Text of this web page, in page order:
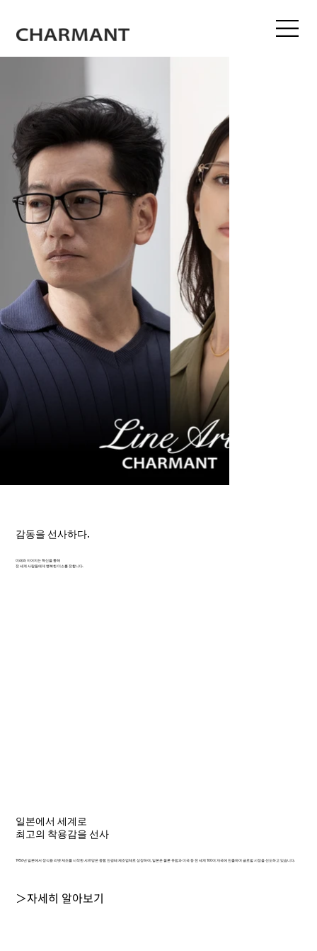
감동을 선사하다.
미래와 이어지는 혁신을 통해
전 세계 사람들에게 행복한 미소를 전합니다.
일본에서 세계로
최고의 착용감을 선사
1956년 일본에서 장식용 리벳 제조를 시작한 샤르망은 종합 안경테 제조업체로 성장하여, 일본은 물론 유럽과 미국 등 전 세계 100여 개국에 진출하며 글로벌 시장을 선도하고 있습니다.
＞자세히 알아보기